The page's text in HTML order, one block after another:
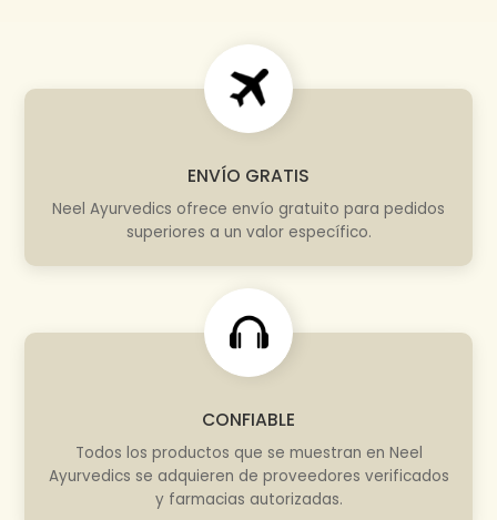
ENVÍO GRATIS
Neel Ayurvedics ofrece envío gratuito para pedidos
superiores a un valor específico.
CONFIABLE
Todos los productos que se muestran en Neel
Ayurvedics se adquieren de proveedores verificados
y farmacias autorizadas.